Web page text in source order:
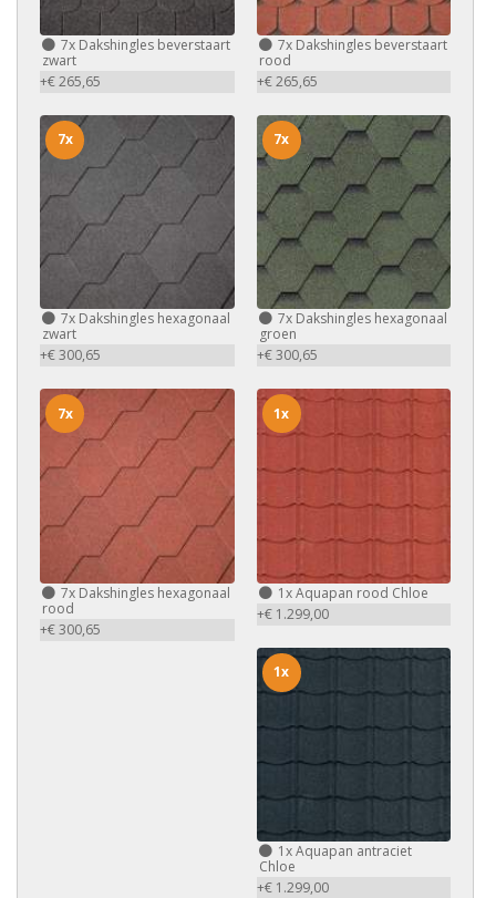
7x Dakshingles beverstaart
zwart
+€ 265,65
7xDakshingles beverstaart
rood
+€ 265,65
7x Dakshingles hexagonaal
zwart
+€ 300,65
7x
7xDakshingles hexagonaal
groen
+€ 300,65
7x
7x Dakshingles hexagonaal
rood
+€ 300,65
7x
1xAquapan rood Chloe
+€ 1.299,00
1x
1xAquapan antraciet
Chloe
+€ 1.299,00
1x